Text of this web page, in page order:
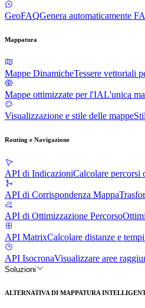
GeoFAQGenera automaticamente
Mappatura
Mappe DinamicheTessere vettoriali
Mappe ottimizzate per l'IAL'unica
Visualizzazione e stile delle mappe
Routing e Navigazione
API di IndicazioniCalcolare percorsi
API di Corrispondenza Mappa
API di Ottimizzazione Percorso
API MatrixCalcolare distanze e
API IsocronaVisualizzare aree
Soluzioni
ALTERNATIVA DI MAPPATURA